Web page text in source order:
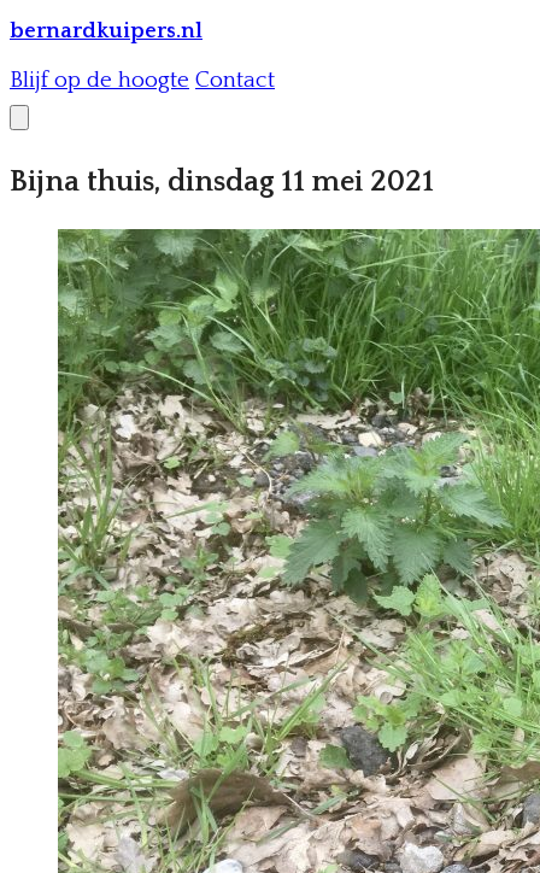
bernardkuipers.nl
Blijf op de hoogte Contact
Bijna thuis, dinsdag 11 mei 2021